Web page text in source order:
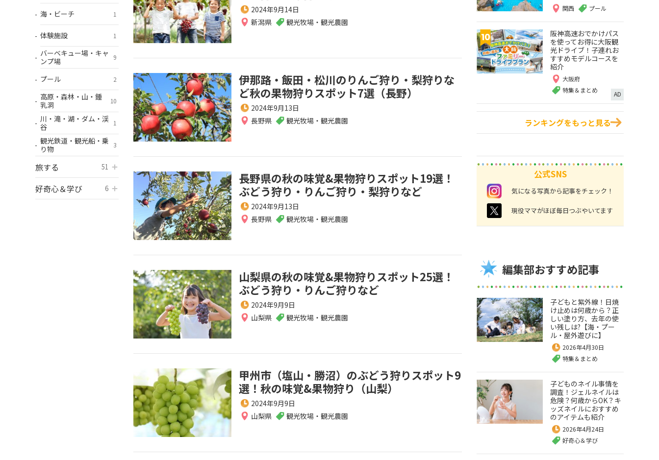
海・ビーチ 1
体験施設 1
バーベキュー場・キャ
ンプ場
9
プール 2
高原・森林・山・鍾
乳洞
10
川・滝・湖・ダム・渓
谷
1
観光鉄道・観光船・乗
り物
3
旅する 51
好奇心＆学び
6
2024年9月14日
新潟県
観光牧場・観光農園
伊那路・飯田・松川のりんご狩り・梨狩りな
ど秋の果物狩りスポット7選（長野）
2024年9月13日
長野県
観光牧場・観光農園
長野県の秋の味覚&果物狩りスポット19選！
ぶどう狩り・りんご狩り・梨狩りなど
2024年9月13日
長野県
観光牧場・観光農園
山梨県の秋の味覚&果物狩りスポット25選！
ぶどう狩り・りんご狩りなど
2024年9月9日
山梨県
観光牧場・観光農園
甲州市（塩山・勝沼）のぶどう狩りスポット9
選！秋の味覚&果物狩り（山梨）
2024年9月9日
山梨県
観光牧場・観光農園
関西 プール
阪神高速おでかけパス
を使ってお得に大阪観
光ドライブ！子連れお
すすめモデルコースを
紹介
大阪府
特集＆まとめ
AD
ランキングをもっと見る
公式SNS
instagram 気になる写真から記事をチェック！
twitter 現役ママがほぼ毎日つぶやいてます
編集部おすすめ記事
子どもと紫外線！日焼
け止めは何歳から？正
しい塗り方、去年の使
い残しは?【海・プー
ル・屋外遊びに】
2026年4月30日
特集＆まとめ
子どものネイル事情を
調査！ジェルネイルは
危険？何歳からOK？キ
ッズネイルにおすすめ
のアイテムも紹介
2026年4月24日
好奇心＆学び